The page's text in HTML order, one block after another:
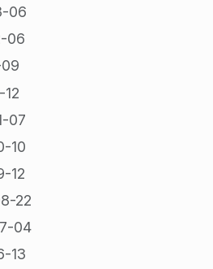
06
06
07
10
12
22
04
13